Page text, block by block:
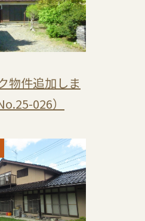
物件追加しま
026）